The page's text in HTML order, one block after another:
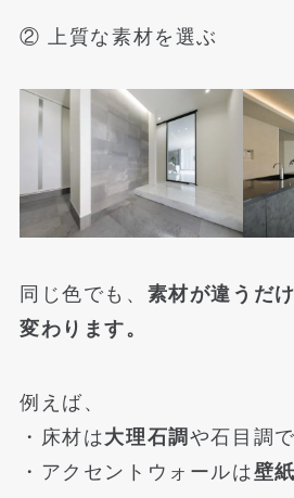
② 上質な素材を選ぶ
同じ色でも、 素材が違うだ
変わります。
例えば、
・床材は大理石調 や石目調
・アクセントウォールは壁